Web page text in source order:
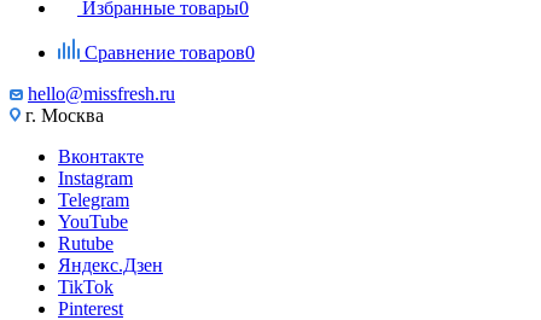
Избранные товары0
Сравнение товаров0
hello@missfresh.ru
г. Москва
Вконтакте
Instagram
Telegram
YouTube
Rutube
Яндекс.Дзен
TikTok
Pinterest